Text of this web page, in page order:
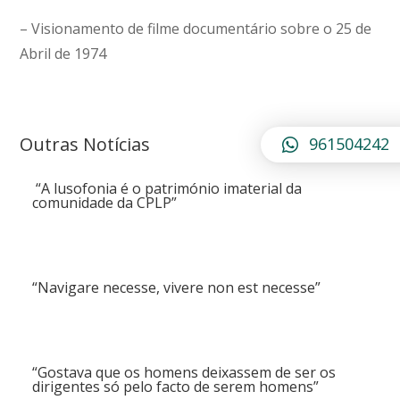
– Visionamento de filme documentário sobre o 25 de
Abril de 1974
Outras Notícias
“A lusofonia é o património imaterial da
comunidade da CPLP”
“Navigare necesse, vivere non est necesse”
“Gostava que os homens deixassem de ser os
dirigentes só pelo facto de serem homens”
961504242